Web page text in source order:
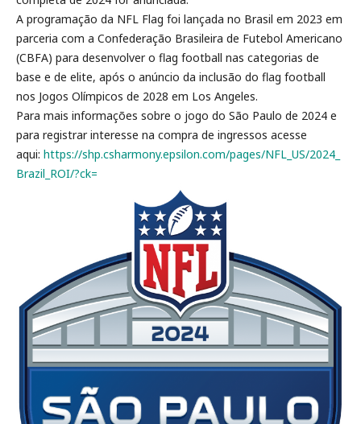
A programação da NFL Flag foi lançada no Brasil em 2023 em
parceria com a Confederação Brasileira de Futebol Americano
(CBFA) para desenvolver o flag football nas categorias de
base e de elite, após o anúncio da inclusão do flag football
nos Jogos Olímpicos de 2028 em Los Angeles.
Para mais informações sobre o jogo do São Paulo de 2024 e
para registrar interesse na compra de ingressos acesse
aqui: https://shp.csharmony.epsilon.com/pages/NFL_US/2024_
Brazil_ROI/?ck=